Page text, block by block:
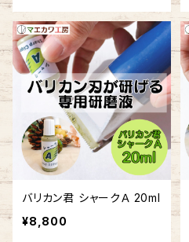
バリカン君 シャークＡ 20ml
¥8,800